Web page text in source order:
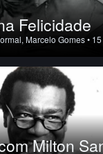
Felicidade
, Marcelo Gomes•
Milton